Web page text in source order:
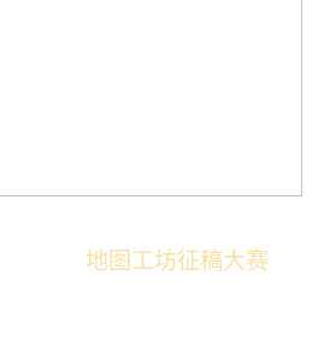
地图工坊征稿大赛